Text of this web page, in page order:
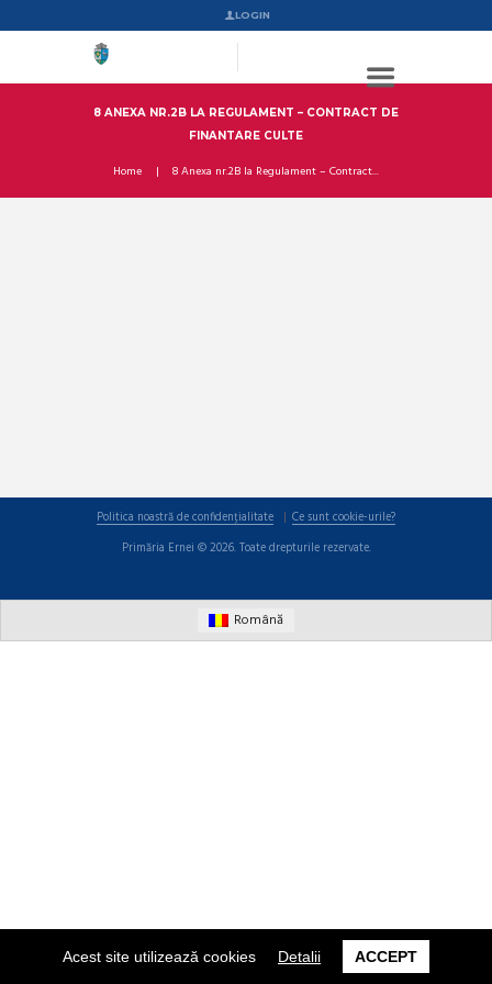
Acest site utilizează cookies Detalii ACCEPT
LOGIN
8 ANEXA NR.2B LA REGULAMENT – CONTRACT DE
FINANTARE CULTE
Home 8 Anexa nr.2B la Regulament – Contract...
Politica noastră de confidențialitate
Ce sunt cookie-urile?
Primăria Ernei © 2026. Toate drepturile rezervate.
Română